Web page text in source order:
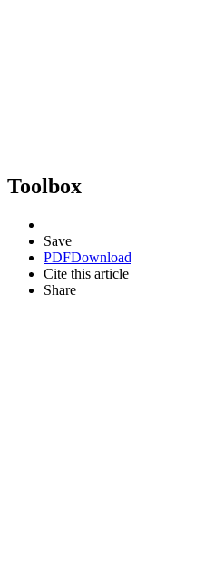
Toolbox
Save
PDFDownload
Cite this article
Share